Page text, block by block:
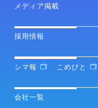
メディア掲載
採用情報
シマ報 こめびと
会社一覧